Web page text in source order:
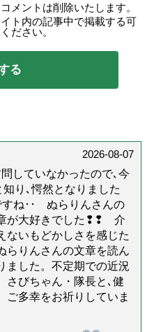
メントは削除いたします。
ト内の記事中で掲載する可
ださい。
2026-08-07
していなかったので､今
り､愕然となりました
ね･･ ぬらりんさんの
が大好きでした❢❢ 介
ないもどかしさを感じた
らりんさんの文章を読ん
ました。不定期での近況
さびちゃん・隊長と､健
ご多幸をお祈りしていま